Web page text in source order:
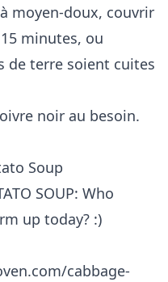
moyen-doux, couvrir
minutes, ou
de terre soient cuites
noir au besoin.
Soup
SOUP: Who
up today? :)
cabbage-